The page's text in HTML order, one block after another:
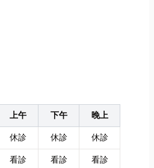
上午 下午
晚上
休診 休診
休診
看診 看診
看診